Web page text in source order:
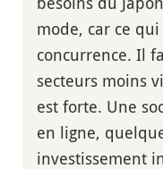
mode, car ce
concurrence. Il
secteurs moins
est forte. Une
en ligne,
investissement